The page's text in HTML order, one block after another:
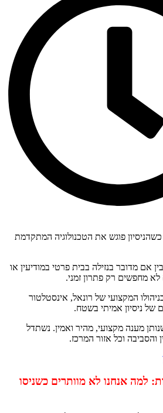
פוגש את הטכנולוגיה המתקדמת
בנזילה בבית פרטי במודיעין או
רק פתרון זמני.
של רונאל, אינסטלטור
אמיתי בשטח.
מקצועי, מהיר ואמין. נשתדל
לא מוותרים כשניסו